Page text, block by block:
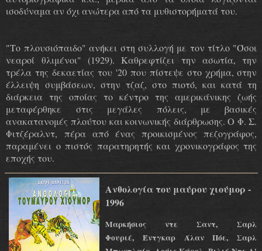
ισοδύναμα αν όχι ανώτερα από τα μυθιστορήματά του.
"Το πλουσιόπαιδο" ανήκει στη συλλογή με τον τίτλο "Όσοι
νεαροί θλιμένοι" (1929). Καθρεφτίζει την ασωτία, την
τρέλα της δεκαετίας του '20 που πίστεψε στο χρήμα, στην
έλλειψη συμβάσεων, στην τζαζ, στο πιοτό, και κατά τη
διάρκεια της οποίας το κέντρο της αμερικάνικης ζωής
μεταφέρθηκε στις μεγάλες πόλεις, με βασικές
ανακατανομές πλούτου και κοινωνικής διάρθρωσης. Ο Φ. Σ.
Φιτζέραλντ, πέρα από ένας προικισμένος πεζογράφος,
παραμένει ο πιστός παρατηρητής και χρονικογράφος της
εποχής του.
Ανθολογία του μαύρου χιούμορ -
1996
Μαρκήσιος ντε Σαντ, Σαρλ
Φουριέ, Έντγκαρ Άλαν Πόε, Σαρλ